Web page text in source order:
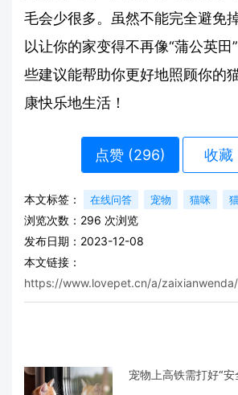
毛会少很多。虽然不能完全避免
以让你的家变得不再像“蒲公英田
些建议能帮助你更好地照顾你的
康快乐地生活！
点赞 (296) 收藏
本文标签： 在线问答 宠物 猫咪
浏览次数： 296 次浏览
发布日期：2023-12-08
本文链接：
https://www.lovepet.cn/a/
宠物上高铁需打好“安